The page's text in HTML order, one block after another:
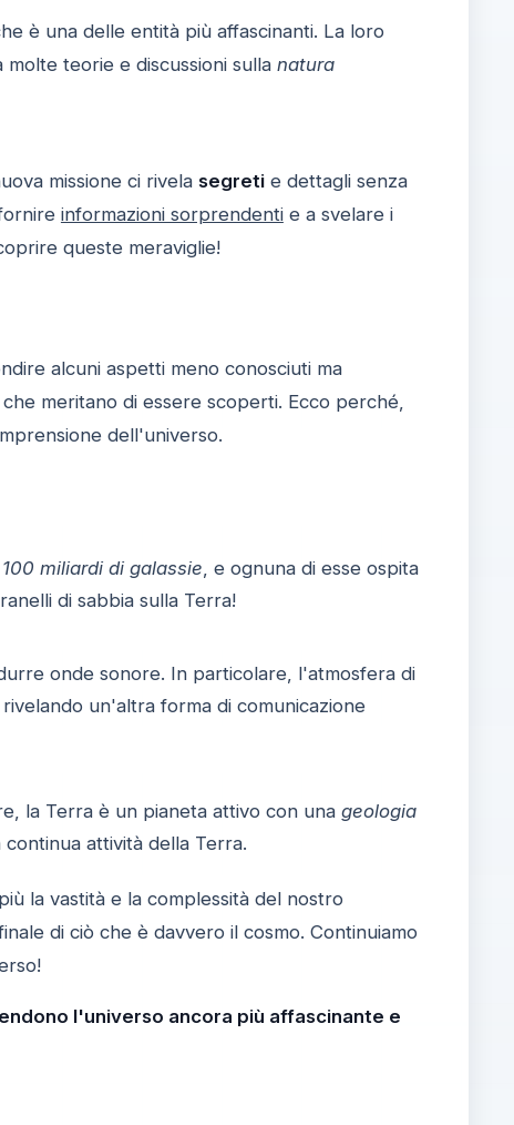
è una delle entità più affascinanti. La loro
teorie e discussioni sulla natura
missione ci rivela segretie dettagli senza
informazioni sorprendentie a svelare i
queste meraviglie!
alcuni aspetti meno conosciuti ma
meritano di essere scoperti. Ecco perché,
dell'universo.
100 miliardi di galassie , e ognuna di esse ospita
di sabbia sulla Terra!
onde sonore. In particolare, l'atmosfera di
un'altra forma di comunicazione
la Terra è un pianeta attivo con una geologia
attività della Terra.
la vastità e la complessità del nostro
di ciò che è davvero il cosmo. Continuiamo
l'universo ancora più affascinante e